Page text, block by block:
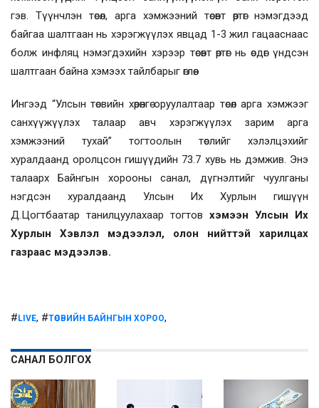
гэв. Түүнчлэн төсөл, арга хэмжээний төсөвт өртөг нэмэгдээд
байгаа шалтгаан нь хэрэгжүүлэх явцад 1-3 жил гацааснаас
болж инфляц нэмэгдэхийн хэрээр төсөвт өртөг нь өсдөг үндсэн
шалтгаан байна хэмээх тайлбарыг өглөө.
Ингээд “Улсын төсвийн хөрөнгө оруулалтаар төсөл арга хэмжээг
санхүүжүүлэх талаар авч хэрэгжүүлэх зарим арга
хэмжээний тухай” тогтоолын төслийг хэлэлцэхийг
хуралдаанд оролцсон гишүүдийн 73.7 хувь нь дэмжив. Энэ
талаарх Байнгын хорооны санал, дүгнэлтийг чуулганы
нэгдсэн хуралдаанд Улсын Их Хурлын гишүүн
Д.Цогтбаатар танилцуулахаар тогтов хэмээн Улсын Их
Хурлын Хэвлэл мэдээлэл, олон нийттэй харилцах
газраас мэдээлэв.
# LIVE, #ТӨСВИЙН БАЙНГЫН ХОРОО,
САНАЛ БОЛГОХ